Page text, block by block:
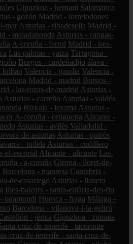
Gipuzkoa - hernani Salamanca
- gozón Madrid - torrelodones
mar Asturias - ribadesella Madrid -
- majadahonda Asturias - cangas-
A-coruña - ferrol Madrid - tres-
Las-palmas - yaiza Tarragona -
Burgos - cardeñadijo álava -
bilbao Valencia - gandia Valencia -
Madrid - madrid Burgos -
- las-rozas-de-madrid Asturias -
Asturias - carreño Asturias - valdés
Bizkaia - lezama Asturias -
A-coruña - ortigueira Alicante -
Asturias - avilés Valladolid -
de-asturias Asturias - quirós
- tudela Asturias - cudillero
el-escorial Alicante - alicante Las-
- a-coruña Girona - lloret-de-
Barcelona - manresa Cantabria -
de-casariego Asturias - llanera
Illes-balears - santa-eulària-des-riu
taramundi Huesca - fraga Málaga -
Barcelona - vilanova-i-la-geltrú
- jérica Gipuzkoa - zumaia
cruz-de-tenerife - tacoronte
cruz-de-tenerife - santa-cruz-de-